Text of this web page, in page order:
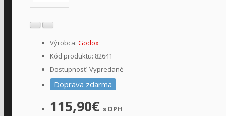
Výrobca: Godox
Kód produktu: 82641
Dostupnosť: Vypredané
Doprava zdarma
115,90€ s DPH